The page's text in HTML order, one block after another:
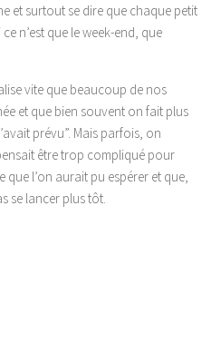
et surtout se dire que chaque petit
n’est que le week-end, que
vite que beaucoup de nos
et que bien souvent on fait plus
prévu”. Mais parfois, on
être trop compliqué pour
l’on aurait pu espérer et que,
se lancer plus tôt.